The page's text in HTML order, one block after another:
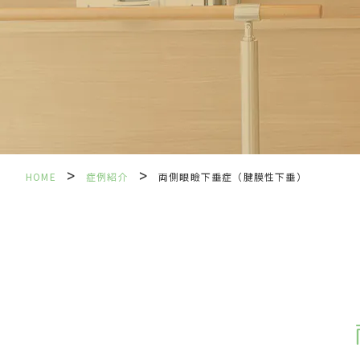
HOME > 症例紹介 > 両側眼瞼下垂症（腱膜性下垂）